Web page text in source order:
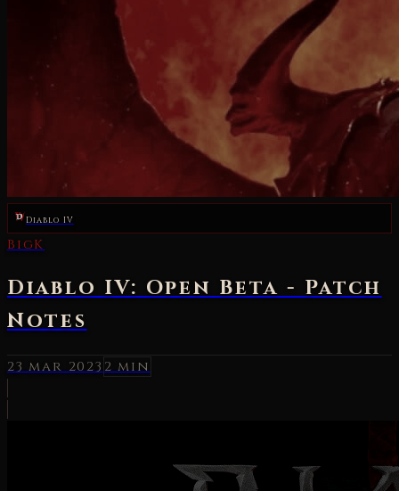
Diablo IV
BigK
Diablo IV: Open Beta - Patch
Notes
23 mar 2023 2 min